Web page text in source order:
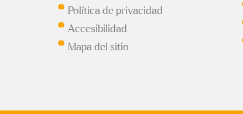
Política de privacidad
Accesibilidad
Mapa del sitio